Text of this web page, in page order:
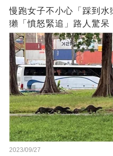
慢跑女子不小心「踩到
獺「憤怒緊追」路人驚呆
2023/09/27